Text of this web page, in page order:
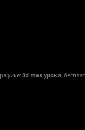
3d max уроки,